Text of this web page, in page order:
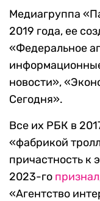
Медиагруппа
2019 года, ее
«Федеральное
новости»,
Сегодня».
Все их РБК в
«фабрикой
причастность к
2023-го признал
«Агентство